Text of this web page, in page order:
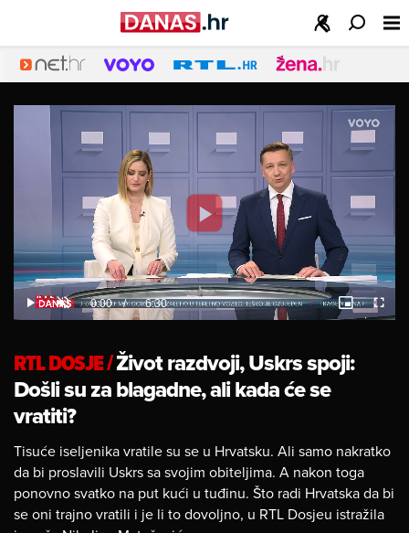
Play
Video
Play UnmuteCurrent
0:00 / Duration
6:30
Loaded:
0%
Picture-
in-
RTL DOSJE/Život razdvoji, Uskrs spoji:
Došli su za blagadne, ali kada će se
vratiti?
Tisuće iseljenika vratile su se u Hrvatsku. Ali samo nakratko
da bi proslavili Uskrs sa svojim obiteljima. A nakon toga
ponovno svatko na put kući u tuđinu. Što radi Hrvatska da bi
se oni trajno vratili i je li to dovoljno, u RTL Dosjeu istražila